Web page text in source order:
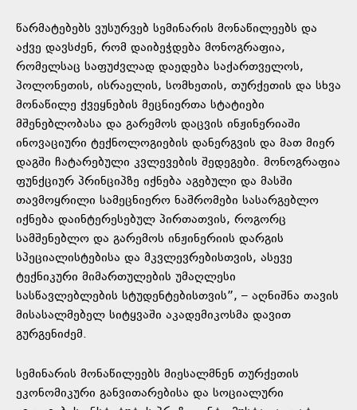
წარმატებებს ვუსურვებ სემინარის მონაწილეებს და
აქვე დავსძენ, რომ დაიბეჭდება მონოგრაფია,
რომელსაც საფუძვლად დაედება საქართველოს,
პოლონეთის, ისრაელის, სომხეთის, თურქეთის და სხვა
მონაწილე ქვეყნების მეცნიერთა სტატიები
მშენებლობასა და გარემოს დაცვის ინჟინერიაში
ინოვაციური ტექნოლოგიების დანერგვის და მათ მიერ
დაგში ჩატარებული კვლევების შედეგები. მონოგრაფია
ფუნქციურ პრინციპზე იქნება აგებული და მასში
თავმოყრილი სამეცნიერო ნაშრომები სასარგებლო
იქნება დაინტერესებულ პირთათვის, როგორც
სამშენებლო და გარემოს ინჟინერიის დარგის
სპეციალისტებისა და მკვლევრებისთვის, ასევე
ტექნიკური მიმართულების უმაღლესი
სასწავლებლების სტუდენტებისთვის”, – აღნიშნა თავის
მისასალმებელ სიტყვაში აკადემიკოსმა დავით
გურგენიძემ.
სემინარის მონაწილეებს მიესალმნენ თურქეთის
ეკონომიკური განვითარებისა და სოციალური